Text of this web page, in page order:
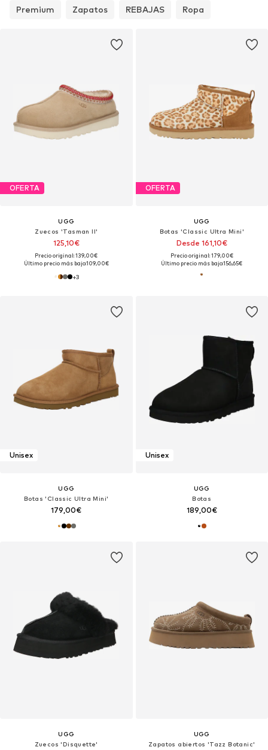
Premium Zapatos REBAJAS Ropa
OFERTA
UGG
Zuecos 'Tasman II'
125,10€
Precio original: 139,00€
Último precio más bajo:109,00€
+3
OFERTA
UGG
Botas 'Classic Ultra Mini'
Desde 161,10€
Precio original: 179,00€
Último precio más bajo:156,65€
Unisex
UGG
Botas 'Classic Ultra Mini'
179,00€
Unisex
UGG
Botas
189,00€
UGG
Zuecos 'Disquette'
UGG
Zapatos abiertos 'Tazz Botanic'